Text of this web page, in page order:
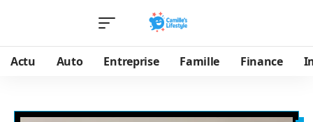
Actu Auto Entreprise Famille Finance